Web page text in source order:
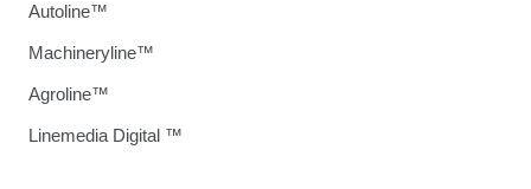
Autoline™
Machineryline™
Agroline™
Linemedia Digital ™